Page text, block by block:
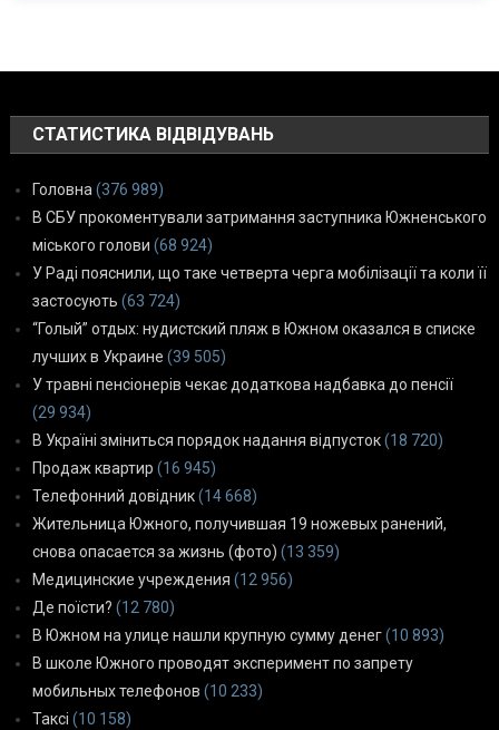
СТАТИСТИКА ВІДВІДУВАНЬ
Головна (376 989)
В СБУ прокоментували затримання заступника Южненського
міського голови (68 924)
У Раді пояснили, що таке четверта черга мобілізації та коли її
застосують (63 724)
“Голый” отдых: нудистский пляж в Южном оказался в списке
лучших в Украине (39 505)
У травні пенсіонерів чекає додаткова надбавка до пенсії
(29 934)
В Україні зміниться порядок надання відпусток(18 720)
Продаж квартир (16 945)
Телефонний довідник(14 668)
Жительница Южного, получившая 19 ножевых ранений,
снова опасается за жизнь (фото) (13 359)
Медицинские учреждения (12 956)
Де поїсти? (12 780)
В Южном на улице нашли крупную сумму денег(10 893)
В школе Южного проводят эксперимент по запрету
мобильных телефонов (10 233)
Таксі (10 158)